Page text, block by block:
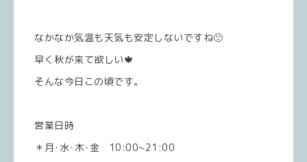
なかなか気温も天気も安定しないですね🙁
早く秋が来て欲しい🍁
そんな今日この頃です。
営業日時
＊月･水･木･金 10:00~21:00